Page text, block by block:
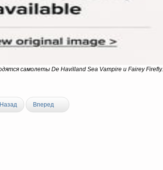
самолеты De Havilland Sea Vampire и Fairey Firefly.
Назад Вперед